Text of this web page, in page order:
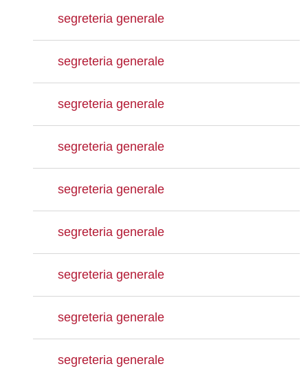
segreteria generale
segreteria generale
segreteria generale
segreteria generale
segreteria generale
segreteria generale
segreteria generale
segreteria generale
segreteria generale